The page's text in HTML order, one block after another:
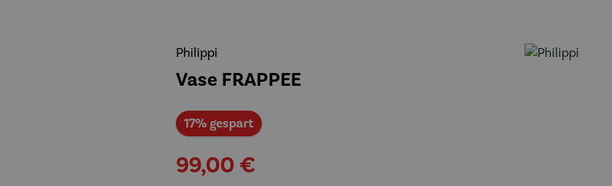
Philippi
Vase FRAPPEE
17% gespartRabatt
99,00 €